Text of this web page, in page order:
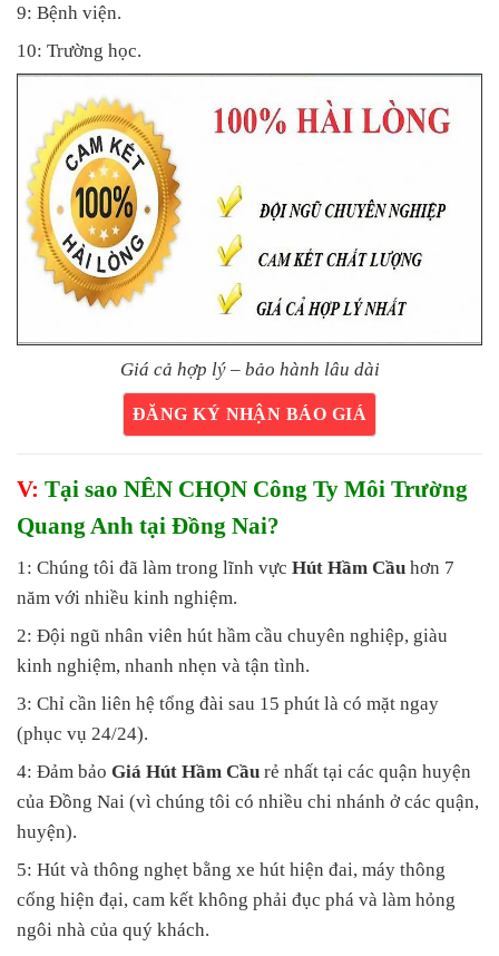
9: Bệnh viện.
10: Trường học.
Giá cả hợp lý – bảo hành lâu dài
ĐĂNG KÝ NHẬN BÁO GIÁ
V: Tại sao NÊN CHỌN Công Ty Môi Trường
Quang Anh tại Đồng Nai?
1: Chúng tôi đã làm trong lĩnh vực Hút Hầm Cầu hơn 7
năm với nhiều kinh nghiệm.
2: Đội ngũ nhân viên hút hầm cầu chuyên nghiệp, giàu
kinh nghiệm, nhanh nhẹn và tận tình.
3: Chỉ cần liên hệ tổng đài sau 15 phút là có mặt ngay
(phục vụ 24/24).
4: Đảm bảo Giá Hút Hầm Cầu rẻ nhất tại các quận huyện
của Đồng Nai (vì chúng tôi có nhiều chi nhánh ở các quận,
huyện).
5: Hút và thông nghẹt bằng xe hút hiện đai, máy thông
cống hiện đại, cam kết không phải đục phá và làm hỏng
ngôi nhà của quý khách.